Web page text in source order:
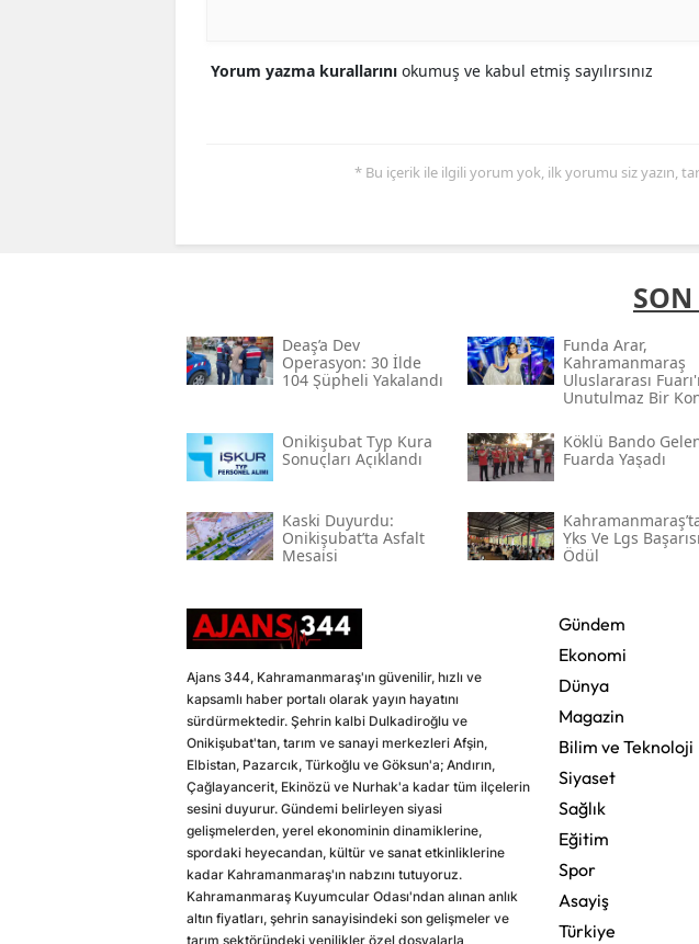
Yorum yazma kurallarını okumuş ve kabul etmiş sayılırsınız
* Bu içerik ile ilgili yorum yok, ilk yorumu siz yazın,
Deaş’a Dev
Operasyon: 30 İlde
104 Şüpheli Yakalandı
Funda Arar,
Kahramanmaraş
Uluslararası
Unutulmaz Bir
Onikişubat Typ Kura
Sonuçları Açıklandı
Köklü Bando
Fuarda Yaşadı
Kaski̇ Duyurdu:
Onikişubat’ta Asfalt
Mesaisi
Yks Ve Lgs
Ödül
Ajans 344, Kahramanmaraş'ın güvenilir, hızlı ve
kapsamlı haber portalı olarak yayın hayatını
sürdürmektedir. Şehrin kalbi Dulkadiroğlu ve
Onikişubat'tan, tarım ve sanayi merkezleri Afşin,
Elbistan, Pazarcık, Türkoğlu ve Göksun'a; Andırın,
Çağlayancerit, Ekinözü ve Nurhak'a kadar tüm ilçelerin
sesini duyurur. Gündemi belirleyen siyasi
gelişmelerden, yerel ekonominin dinamiklerine,
spordaki heyecandan, kültür ve sanat etkinliklerine
kadar Kahramanmaraş'ın nabzını tutuyoruz.
Kahramanmaraş Kuyumcular Odası'ndan alınan anlık
altın fiyatları, şehrin sanayisindeki son gelişmeler ve
tarım sektöründeki yenilikler özel dosyalarla
Gündem
Ekonomi
Dünya
Magazin
Bilim ve Teknoloji
Siyaset
Sağlık
Eğitim
Spor
Asayiş
Türkiye